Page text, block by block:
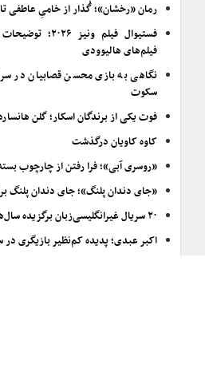
رمان «رخشان»؛ گُذار از خامیِ عاطفی
فستیوال فیلم
فیلم‌های هالیوودی
نگاهی به بازی محسن قصابیان در
سکوت
فوت یکی از برندگان اسکار؛ گلن
کاوه کاویان درگذشت
«روسری آبی»؛ فرا رفتن از چارچوب
«جای دندان پلنگ»؛ جای دندان پلنگ
۲۰ سریال غیرانگلیسی‌زبان برگزیده سال‌های اخیر
اکبر عبدی؛ پدیده کم‌نظیر بازیگری در